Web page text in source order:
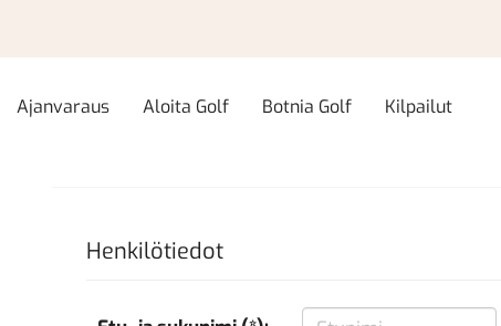
Ajanvaraus Aloita Golf Botnia Golf Kilpailut
Henkilötiedot